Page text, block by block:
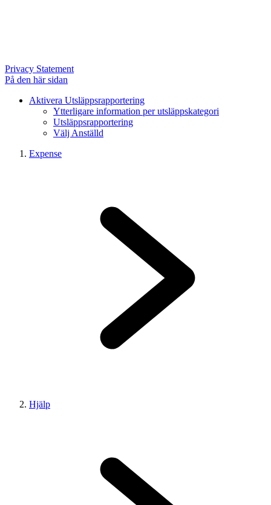
Privacy Statement
På den här sidan
Aktivera Utsläppsrapportering
Ytterligare information per utsläppskategori
Utsläppsrapportering
Välj Anställd
Expense
Hjälp